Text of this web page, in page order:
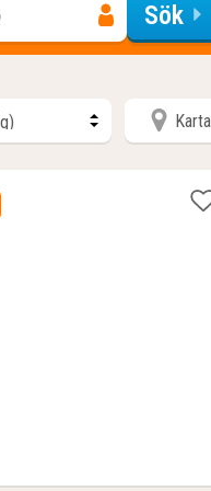
Sök
Karta